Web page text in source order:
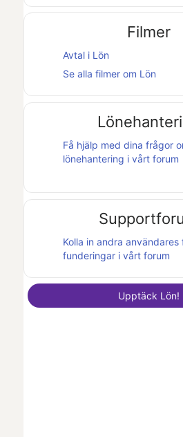
Filmer
Avtal i Lön
Se alla filmer om Lön
Få hjälp med dina frågor
lönehantering i vårt forum
Kolla in andra
funderingar i vårt forum
Upptäck Lön!